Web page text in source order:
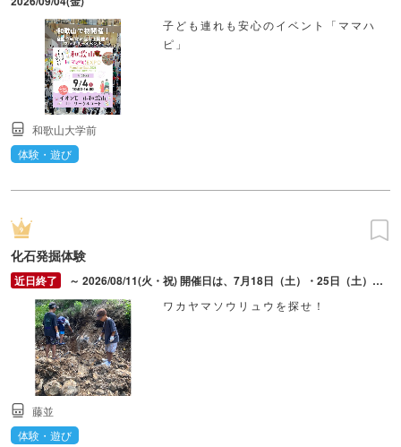
子ども連れも安心のイベント「ママハ
ピ」
和歌山大学前
体験・遊び
化石発掘体験
～ 2026/08/11(火・祝) 開催日は、7月18日（土）・25日（土）、8月1日（土）・11日（火）。開催時間は9：30～10：30（9：15集合）・11：00～12：00（10：45集合）。雨天時は、中止または屋根のある会場(地域交流センターALEC)へ変更、前日までにメール・電話にて連絡。
ワカヤマソウリュウを探せ！
藤並
体験・遊び